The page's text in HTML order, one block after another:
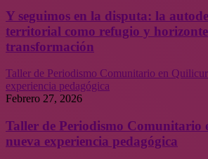
Y seguimos en la disputa: la
territorial como refugio y
transformación
Taller de Periodismo Comunitario en
experiencia pedagógica
Febrero 27, 2026
Taller de Periodismo Comunitario
nueva experiencia pedagógica